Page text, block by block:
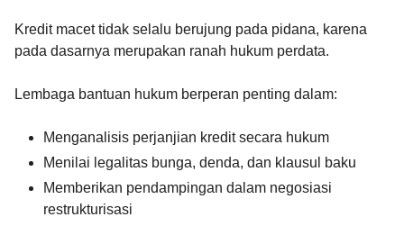
Kredit macet tidak selalu berujung pada pidana, karena
pada dasarnya merupakan ranah hukum perdata.
Lembaga bantuan hukum berperan penting dalam:
Menganalisis perjanjian kredit secara hukum
Menilai legalitas bunga, denda, dan klausul baku
Memberikan pendampingan dalam negosiasi
restrukturisasi